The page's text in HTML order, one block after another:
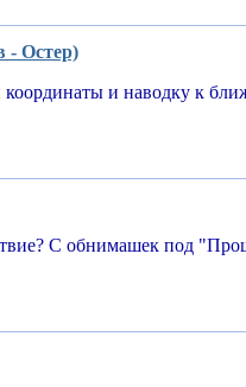
- Остер)
и наводку к
С обнимашек под